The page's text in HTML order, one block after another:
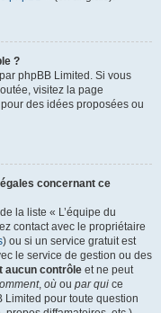
?
phpBB Limited. Si vous
visitez la page
des idées proposées ou
concernant ce
la liste « L’équipe du
contact avec le propriétaire
) ou si un service gratuit est
le service de gestion ou des
aucun contrôle et ne peut
, où ou par qui ce
Limited pour toute question